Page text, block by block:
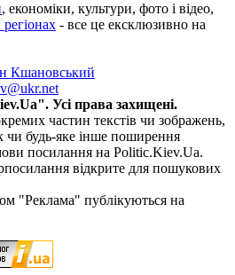
, економіки, культури, фото і відео,
- все це ексклюзивно на
Кшановський
Усі права захищені.
частин текстів чи зображень,
чи будь-яке інше поширення
посилання на Politic.Kiev.Ua.
відкрите для пошукових
"Реклама" публікуються на